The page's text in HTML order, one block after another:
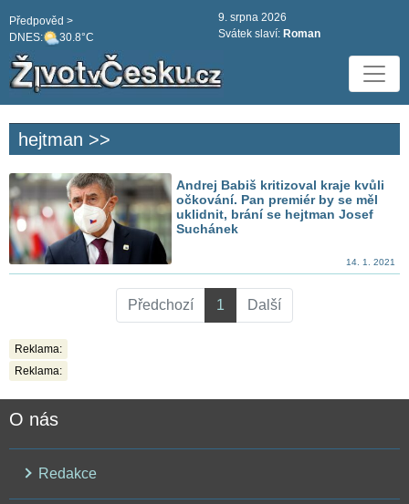
DNES: 30.8°C
Předpověd >
9. srpna 2026
Svátek slaví: Roman
hejtman >>
Andrej Babiš kritizoval kraje kvůli
očkování. Pan premiér by se měl
uklidnit, brání se hejtman Josef
Suchánek
14. 1. 2021
Předchozí 1 Další
Reklama:
Reklama:
O nás
Redakce